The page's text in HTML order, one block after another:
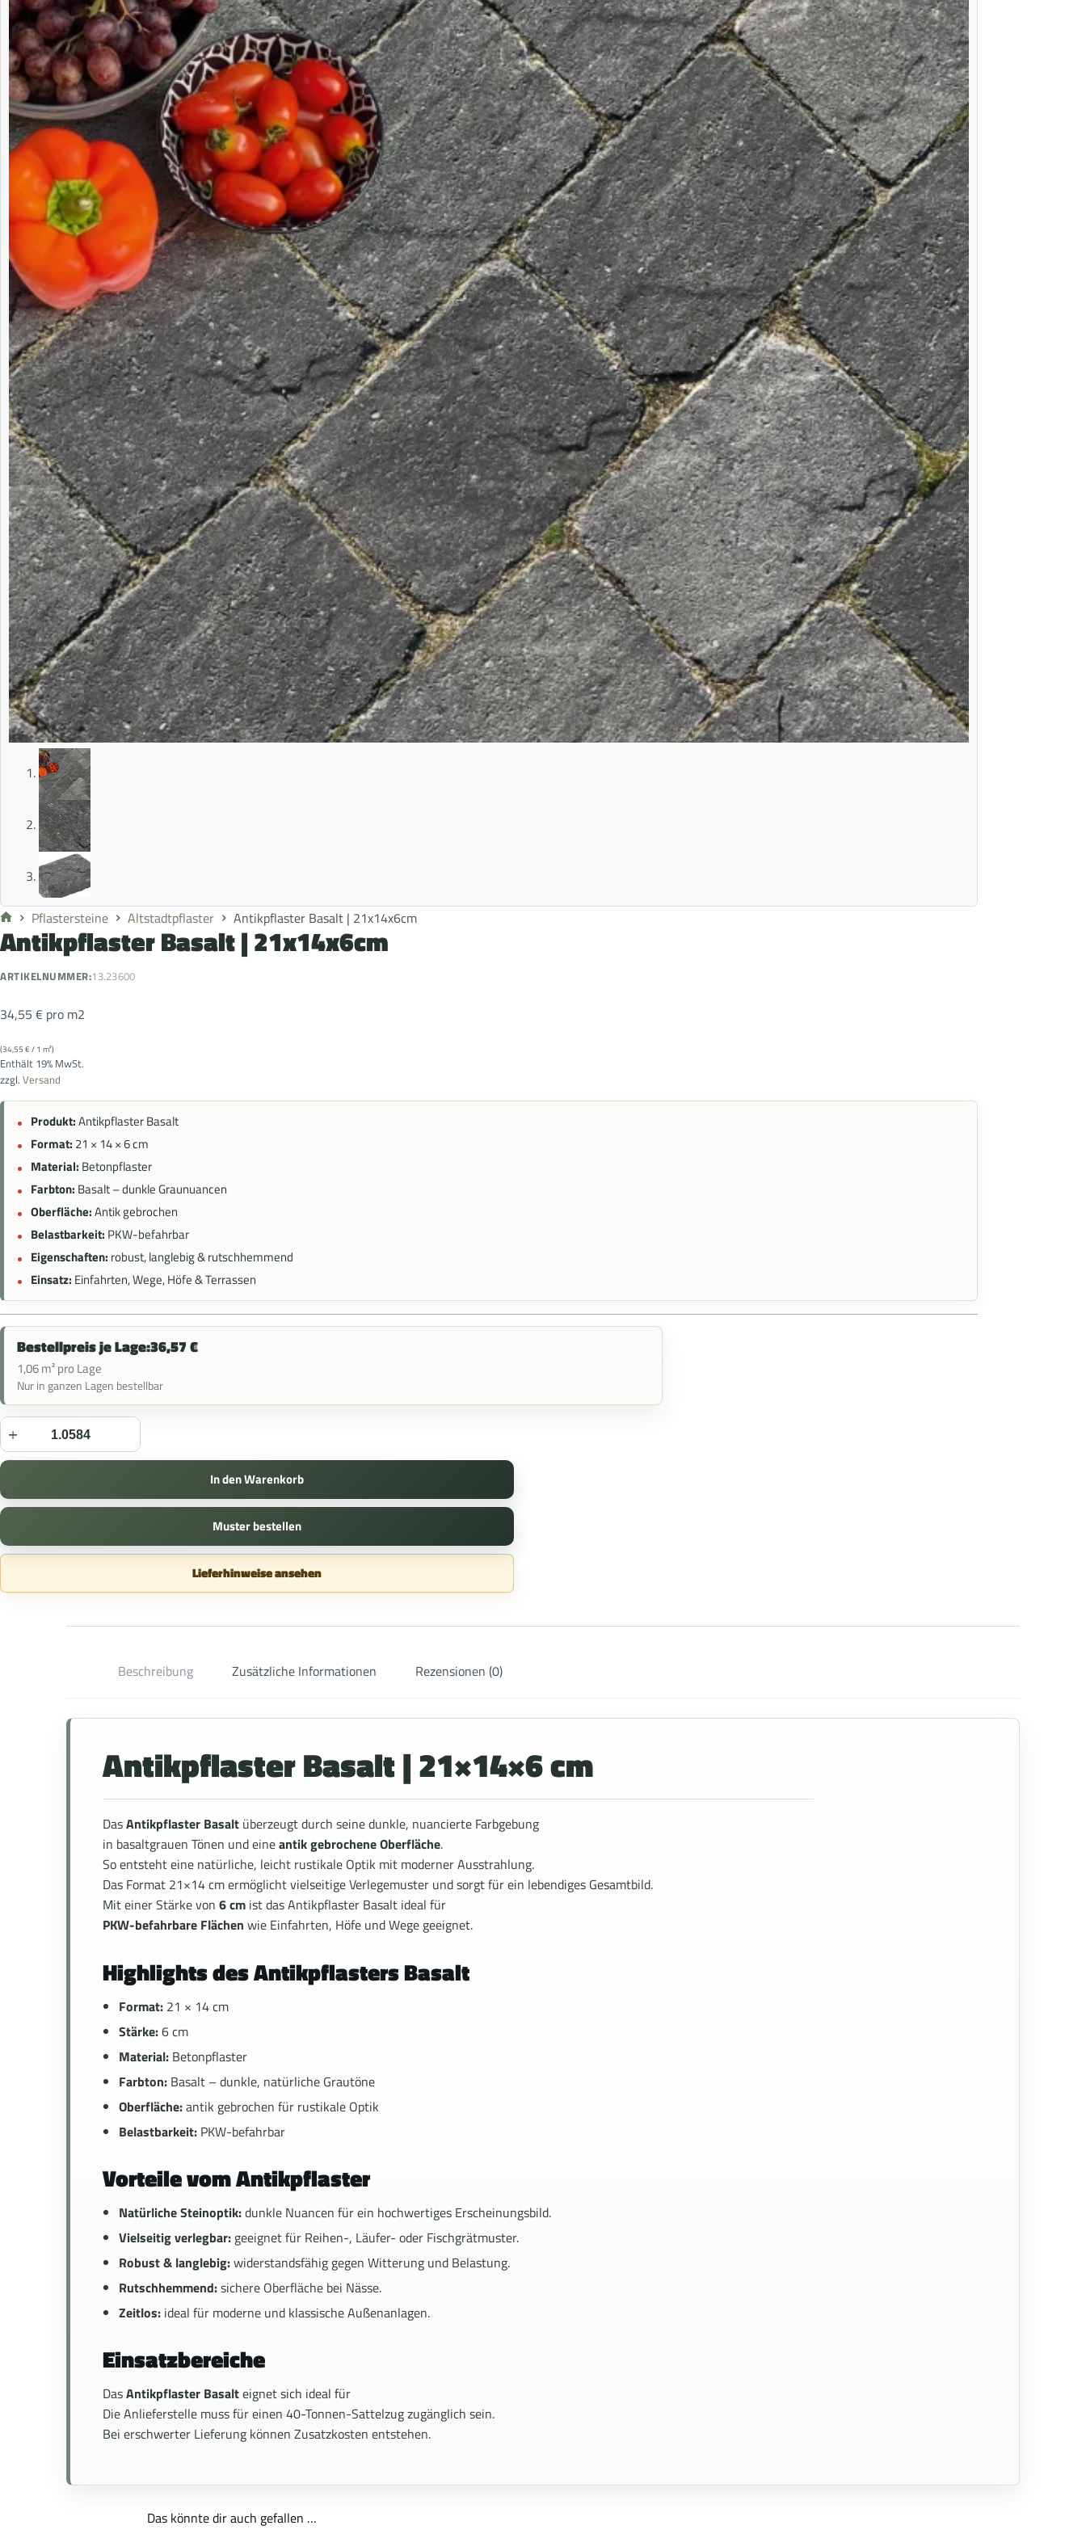
Pflastersteine Altstadtpflaster Antikpflaster Basalt | 21x14x6cm
Antikpflaster Basalt | 21x14x6cm
ARTIKELNUMMER:13.23600
34,55 € pro m2
(34,55 € / 1 m²)
Enthält 19% MwSt.
zzgl. Versand
Produkt:Antikpflaster Basalt
Format: 21 × 14 × 6 cm
Material: Betonpflaster
Farbton: Basalt – dunkle Graunuancen
Oberfläche:Antik gebrochen
Belastbarkeit: PKW-befahrbar
Eigenschaften: robust, langlebig & rutschhemmend
Einsatz: Einfahrten, Wege, Höfe & Terrassen
Bestellpreis je Lage:36,57€
1,06 m² pro Lage
Nur in ganzen Lagen bestellbar
In den Warenkorb
Muster bestellen
Lieferhinweise ansehen
Beschreibung Zusätzliche Informationen Rezensionen (0)
Antikpflaster Basalt | 21×14×6 cm
DasAntikpflaster Basalt überzeugt durch seine dunkle, nuancierte Farbgebung
in basaltgrauen Tönen und eineantik gebrochene Oberfläche.
So entsteht eine natürliche, leicht rustikale Optik mit moderner Ausstrahlung.
Das Format 21×14 cm ermöglicht vielseitige Verlegemuster und sorgt für ein lebendiges Gesamtbild.
Mit einer Stärke von 6 cm ist das Antikpflaster Basalt ideal für
PKW-befahrbare Flächen wie Einfahrten, Höfe und Wege geeignet.
Highlights des Antikpflasters Basalt
Format: 21 × 14 cm
Stärke:6 cm
Material: Betonpflaster
Farbton: Basalt – dunkle, natürliche Grautöne
Oberfläche:antik gebrochen für rustikale Optik
Belastbarkeit: PKW-befahrbar
Vorteile vom Antikpflaster
Natürliche Steinoptik:dunkle Nuancen für ein hochwertiges Erscheinungsbild.
Vielseitig verlegbar: geeignet für Reihen-, Läufer- oder Fischgrätmuster.
Robust & langlebig:widerstandsfähig gegen Witterung und Belastung.
Rutschhemmend:sichere Oberfläche bei Nässe.
Zeitlos: ideal für moderne und klassische Außenanlagen.
Einsatzbereiche
DasAntikpflaster Basalteignet sich ideal für
Die Anlieferstelle muss für einen 40-Tonnen-Sattelzug zugänglich sein.
Bei erschwerter Lieferung können Zusatzkosten entstehen.
Das könnte dir auch gefallen …